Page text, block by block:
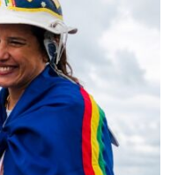
da urna e de
e produzido
para
devem fazer,